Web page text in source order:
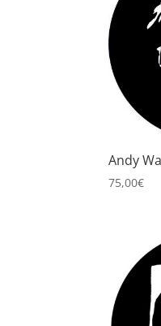
Andy
75,00€